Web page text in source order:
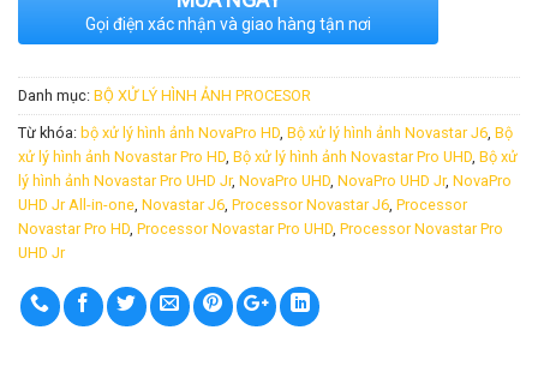
Gọi điện xác nhận và giao hàng tận nơi
Danh mục: BỘ XỬ LÝ HÌNH ẢNH PROCESOR
Từ khóa: bộ xử lý hình ảnh NovaPro HD, Bộ xử lý hình ảnh Novastar J6, Bộ
xử lý hình ảnh Novastar Pro HD, Bộ xử lý hình ảnh Novastar Pro UHD, Bộ xử
lý hình ảnh Novastar Pro UHD Jr, NovaPro UHD, NovaPro UHD Jr, NovaPro
UHD Jr All-in-one, Novastar J6, Processor Novastar J6, Processor
Novastar Pro HD, Processor Novastar Pro UHD, Processor Novastar Pro
UHD Jr